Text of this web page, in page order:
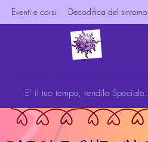
Eventi e corsi Decodifica del sintomo
E' il tuo tempo, rendilo Speciale.